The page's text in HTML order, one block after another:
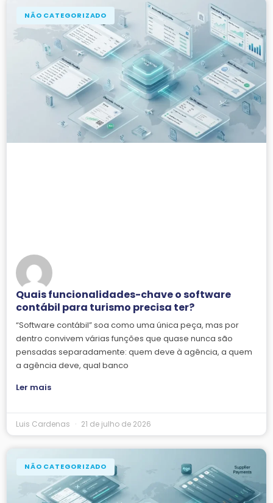
NÃO CATEGORIZADO
Quais funcionalidades-chave o software
contábil para turismo precisa ter?
“Software contábil” soa como uma única peça, mas por
dentro convivem várias funções que quase nunca são
pensadas separadamente: quem deve à agência, a quem
a agência deve, qual banco
Ler mais
Luis Cardenas 21 de julho de 2026
NÃO CATEGORIZADO